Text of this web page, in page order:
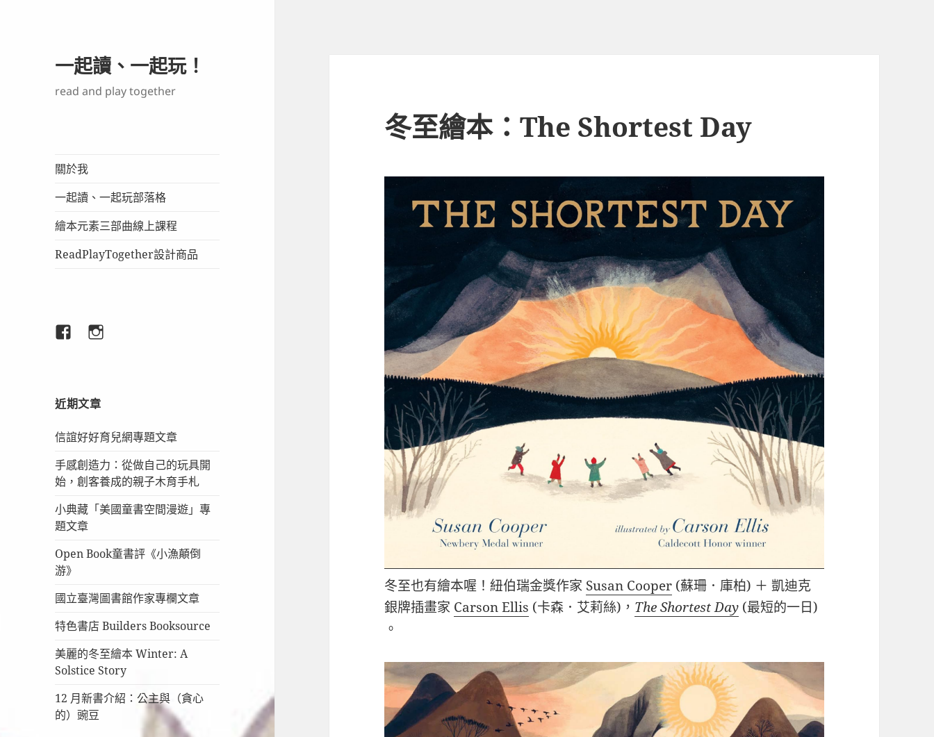
一起讀、一起玩！
read and play together
關於我
一起讀、一起玩部落格
繪本元素三部曲線上課程
ReadPlayTogether設計商品
臉
頁
IG
近期文章
信誼好好育兒網專題文章
手感創造力：從做自己的玩具開
始，創客養成的親子木育手札
小典藏「美國童書空間漫遊」專
題文章
Open Book童書評《小漁顛倒
游》
國立臺灣圖書館作家專欄文章
特色書店 Builders Booksource
美麗的冬至繪本 Winter: A
Solstice Story
12 月新書介紹：公主與（貪心
的）豌豆
冬至繪本：The Shortest Day
冬至也有繪本喔！紐伯瑞金獎作家 Susan Cooper (蘇珊．庫柏) ＋ 凱迪克
銀牌插畫家 Carson Ellis (卡森．艾莉絲)， The Shortest Day (最短的一日)
。